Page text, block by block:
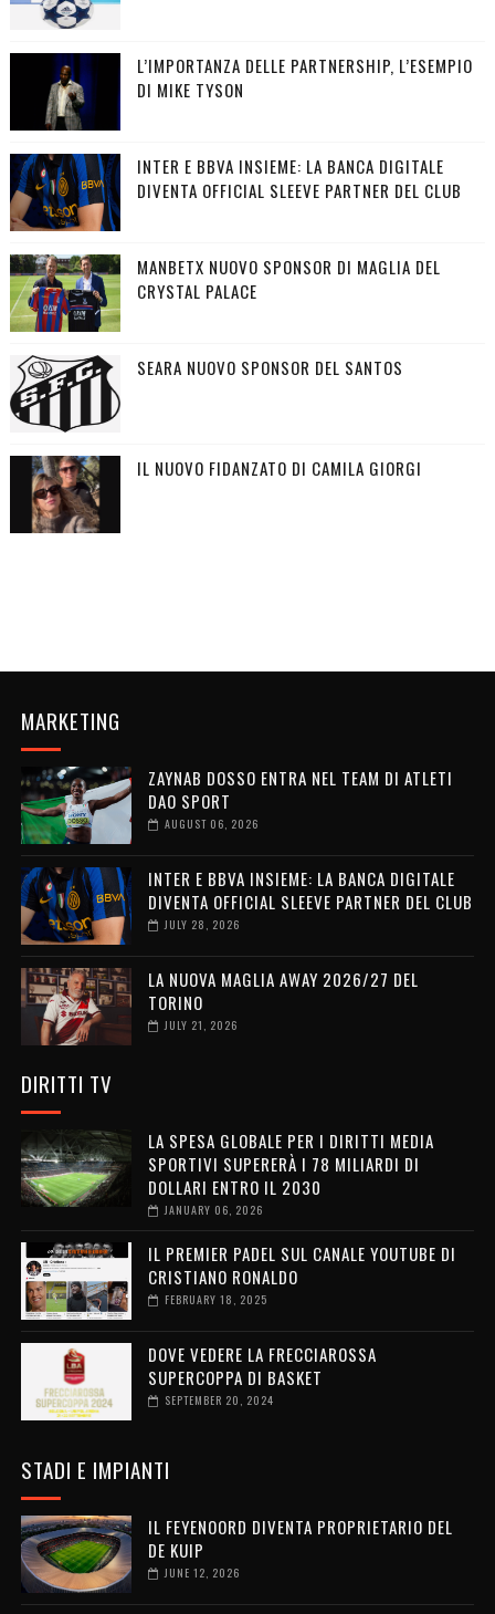
L’IMPORTANZA DELLE PARTNERSHIP, L’ESEMPIO
DI MIKE TYSON
INTER E BBVA INSIEME: LA BANCA DIGITALE
DIVENTA OFFICIAL SLEEVE PARTNER DEL CLUB
MANBETX NUOVO SPONSOR DI MAGLIA DEL
CRYSTAL PALACE
SEARA NUOVO SPONSOR DEL SANTOS
IL NUOVO FIDANZATO DI CAMILA GIORGI
MARKETING
ZAYNAB DOSSO ENTRA NEL TEAM DI ATLETI
DAO SPORT
AUGUST 06, 2026
INTER E BBVA INSIEME: LA BANCA DIGITALE
DIVENTA OFFICIAL SLEEVE PARTNER DEL CLUB
JULY 28, 2026
LA NUOVA MAGLIA AWAY 2026/27 DEL
TORINO
JULY 21, 2026
DIRITTI TV
LA SPESA GLOBALE PER I DIRITTI MEDIA
SPORTIVI SUPERERÀ I 78 MILIARDI DI
DOLLARI ENTRO IL 2030
JANUARY 06, 2026
IL PREMIER PADEL SUL CANALE YOUTUBE DI
CRISTIANO RONALDO
FEBRUARY 18, 2025
DOVE VEDERE LA FRECCIAROSSA
SUPERCOPPA DI BASKET
SEPTEMBER 20, 2024
STADI E IMPIANTI
IL FEYENOORD DIVENTA PROPRIETARIO DEL
DE KUIP
JUNE 12, 2026